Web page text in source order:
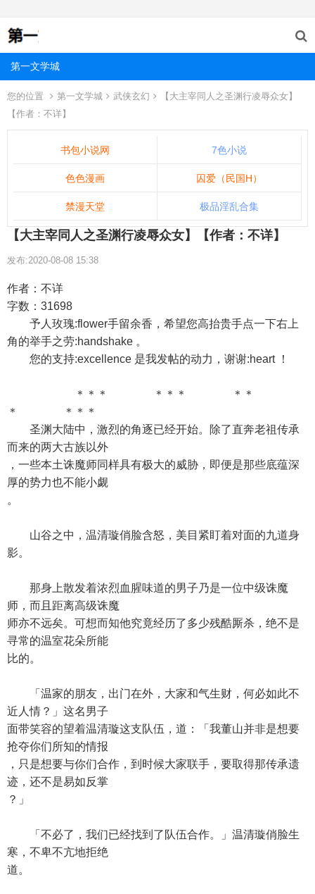
第一文学城
您的位置 第一文学城 武侠玄幻
【大主宰同人之圣渊行凌辱众女】
【作者：不详】
书包小说网 7色小说
色色漫画 囚爱（民国H）
禁漫天堂 极品淫乱合集
【大主宰同人之圣渊行凌辱众女】【作者：不详】
发布:2020-08-08 15:38
作者：不详
字数：31698
予人玫瑰:flower手留余香，希望您高抬贵手点一下右上
角的举手之劳:handshake 。
您的支持:excellence 是我发帖的动力，谢谢:heart ！
＊＊＊ ＊＊＊ ＊＊
＊ ＊＊＊
圣渊大陆中，激烈的角逐已经开始。除了直奔老祖传承
而来的两大古族以外
，一些本土诛魔师同样具有极大的威胁，即便是那些底蕴深
厚的势力也不能小觑
。
山谷之中，温清璇俏脸含怒，美目紧盯着对面的九道身
影。
那身上散发着浓烈血腥味道的男子乃是一位中级诛魔
师，而且距离高级诛魔
师亦不远矣。可想而知他究竟经历了多少残酷厮杀，绝不是
寻常的温室花朵所能
比的。
「温家的朋友，出门在外，大家和气生财，何必如此不
近人情？」这名男子
面带笑容的望着温清璇这支队伍，道：「我董山并非是想要
抢夺你们所知的情报
，只是想要与你们合作，到时候大家联手，要取得那传承遗
迹，还不是易如反掌
？」
「不必了，我们已经找到了队伍合作。」温清璇俏脸生
寒，不卑不亢地拒绝
道。